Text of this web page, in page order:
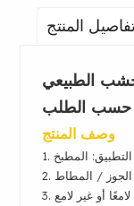
المنتج
الطبيعي
حسب الطلب
وصف المنتج
1. التطبيق: المطبخ
2. / المطاط
أو غير لامع